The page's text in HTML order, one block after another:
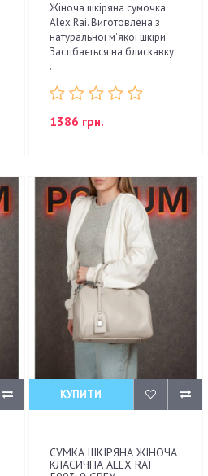
Жіноча шкіряна сумочка
Alex Rai. Виготовлена з
натуральної м'якої шкіри.
Застібається на блискавку.
..
1386 грн.
КУПИТИ
СУМКА ШКІРЯНА ЖІНОЧА
КЛАСИЧНА ALEX RAI